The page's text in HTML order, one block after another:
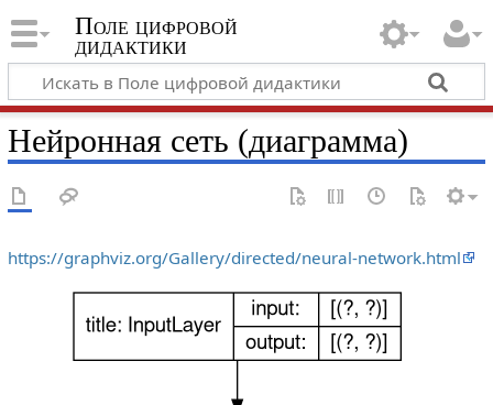
Поле цифровой
дидактики
Нейронная сеть (диаграмма)
https://graphviz.org/Gallery/directed/neural-network.html